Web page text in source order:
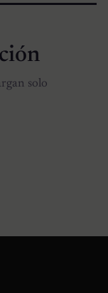
solo